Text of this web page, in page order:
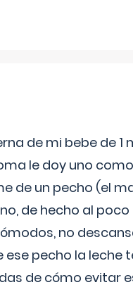
de mi bebe de 1
le doy uno
de un pecho (el
de hecho al
no
ese pecho la
de cómo evitar